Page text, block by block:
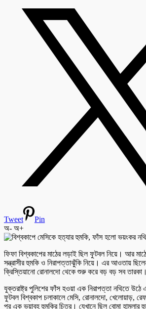
Tweet
Pin
অ- অ+
ফিফা বিশ্বকাপের মাঠের লড়াই ছিল ফুটবল নিয়ে। আর
সন্ত্রাসীর হুমকি ও নিরাপত্তাঝুঁকি নিয়ে। এর আওতায়
ক্রিস্তিয়ানো রোনালদো থেকে শুরু করে বড় বড় সব তারকা।
যুক্তরাষ্ট্র পুলিশের ফাঁস হওয়া এক নিরাপত্তা নথিতে
ফুটবল বিশ্বকাপ চলাকালে মেসি, রোনালদো, খেলোয়াড়,
পর এক ভয়াবহ হুমকির চিত্র। যেখানে ছিল বোমা হামলার